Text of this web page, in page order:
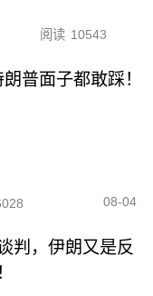
阅读 10543
普面子都敢踩！
08-04
判，伊朗又是反